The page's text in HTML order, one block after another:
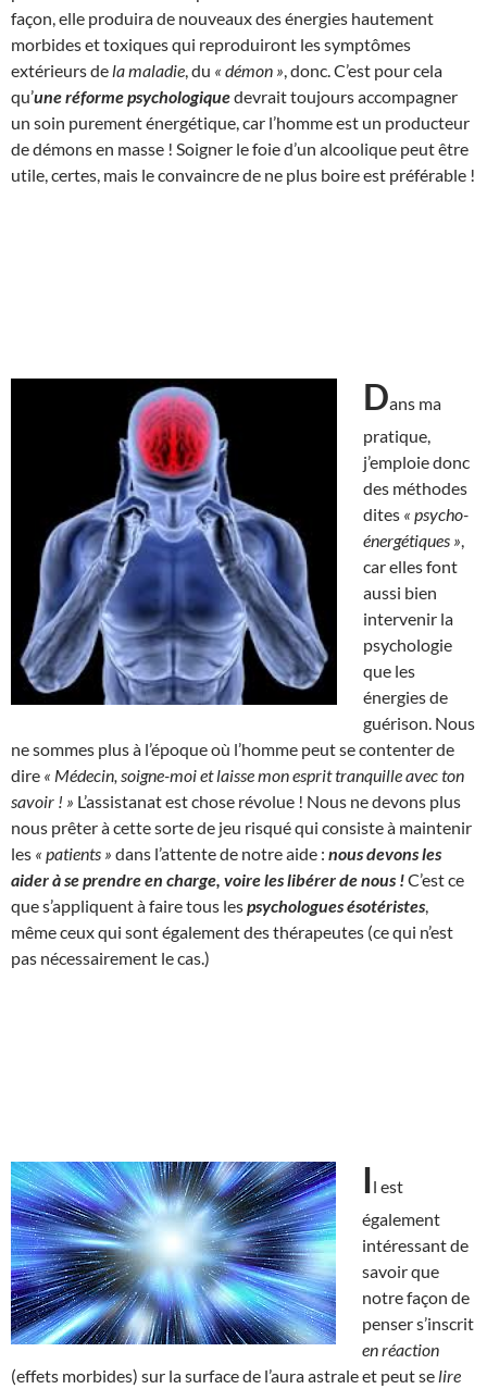
façon, elle produira de nouveaux des énergies hautement
morbides et toxiques qui reproduiront les symptômes
extérieurs de la maladie , du « démon » , donc. C’est pour cela
qu’une réforme psychologiquedevrait toujours accompagner
un soin purement énergétique, car l’homme est un producteur
de démons en masse ! Soigner le foie d’un alcoolique peut être
utile, certes, mais le convaincre de ne plus boire est préférable !
Dans ma
pratique,
j’emploie donc
des méthodes
dites « psycho-
énergétiques »
car elles font
aussi bien
intervenir la
psychologie
que les
énergies de
guérison. Nous
ne sommes plus à l’époque où l’homme peut se contenter de
dire « Médecin, soigne-moi et laisse mon esprit tranquille avec ton
savoir ! » L’assistanat est chose révolue ! Nous ne devons plus
nous prêter à cette sorte de jeu risqué qui consiste à maintenir
les « patients » dans l’attente de notre aide : nous devons les
aider à se prendre en charge, voire les libérer de nous !C’est ce
que s’appliquent à faire tous lespsychologues ésotéristes
même ceux qui sont également des thérapeutes (ce qui n’est
pas nécessairement le cas.)
Il est
également
intéressant de
savoir que
notre façon de
penser s’inscrit
en réaction
(effets morbides) sur la surface de l’aura astrale et peut se lire